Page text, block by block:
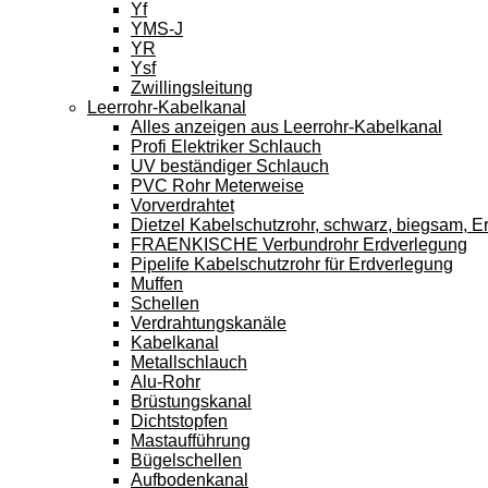
Yf
YMS-J
YR
Ysf
Zwillingsleitung
Leerrohr-Kabelkanal
Alles anzeigen aus Leerrohr-Kabelkanal
Profi Elektriker Schlauch
UV beständiger Schlauch
PVC Rohr Meterweise
Vorverdrahtet
Dietzel Kabelschutzrohr, schwarz, biegsam,
FRAENKISCHE Verbundrohr Erdverlegung
Pipelife Kabelschutzrohr für Erdverlegung
Muffen
Schellen
Verdrahtungskanäle
Kabelkanal
Metallschlauch
Alu-Rohr
Brüstungskanal
Dichtstopfen
Mastaufführung
Bügelschellen
Aufbodenkanal